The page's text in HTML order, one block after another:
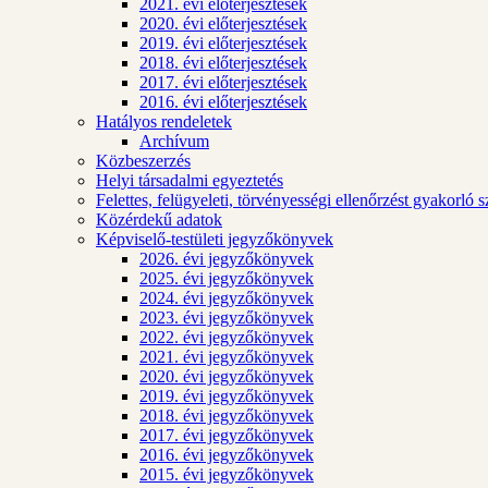
2021. évi előterjesztések
2020. évi előterjesztések
2019. évi előterjesztések
2018. évi előterjesztések
2017. évi előterjesztések
2016. évi előterjesztések
Hatályos rendeletek
Archívum
Közbeszerzés
Helyi társadalmi egyeztetés
Felettes, felügyeleti, törvényességi ellenőrzést gyakorló
Közérdekű adatok
Képviselő-testületi jegyzőkönyvek
2026. évi jegyzőkönyvek
2025. évi jegyzőkönyvek
2024. évi jegyzőkönyvek
2023. évi jegyzőkönyvek
2022. évi jegyzőkönyvek
2021. évi jegyzőkönyvek
2020. évi jegyzőkönyvek
2019. évi jegyzőkönyvek
2018. évi jegyzőkönyvek
2017. évi jegyzőkönyvek
2016. évi jegyzőkönyvek
2015. évi jegyzőkönyvek